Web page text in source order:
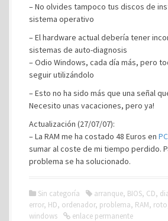
– No olvides tampoco tus discos de
sistema operativo
– El hardware actual debería tener
sistemas de auto-diagnosis
– Odio Windows, cada día más, pero
seguir utilizándolo
– Esto no ha sido más que una señal
Necesito unas vacaciones, pero ya!
Actualización (27/07/07):
– La RAM me ha costado 48 Euros en
sumar al coste de mi tiempo perdido.
problema se ha solucionado.
Sin categoría arranque, BIOS, CD,
error, HD, ordenador, problema, RAM, roto
windows
enlace permanente